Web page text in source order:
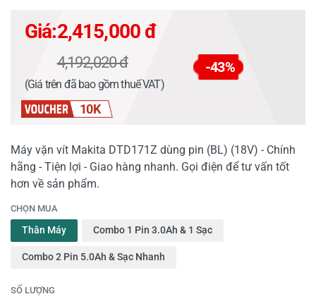
Giá:2,415,000 đ
4,192,020 đ -43%
(Giá trên đã bao gồm thuế VAT)
10K
Máy vặn vít Makita DTD171Z dùng pin (BL) (18V) - Chính
hãng - Tiện lợi - Giao hàng nhanh. Gọi điện để tư vấn tốt
hơn về sản phẩm.
CHỌN MUA
Thân Máy Combo 1 Pin 3.0Ah & 1 Sạc
Combo 2 Pin 5.0Ah & Sạc Nhanh
SỐ LƯỢNG